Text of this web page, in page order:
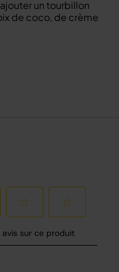
un tourbillon
de coco, de crème